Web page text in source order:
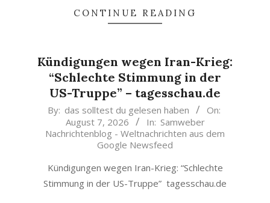
CONTINUE READING
Kündigungen wegen Iran-Krieg:
“Schlechte Stimmung in der
US-Truppe” – tagesschau.de
2026-
07
By: das solltest du gelesen haben
On:
August 7, 2026
In: Samweber
Nachrichtenblog - Weltnachrichten aus dem
Google Newsfeed
Kündigungen wegen Iran-Krieg: “Schlechte
Stimmung in der US-Truppe” tagesschau.de